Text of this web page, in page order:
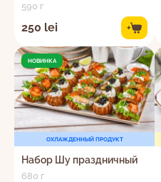
590 г
250 lei +
НОВИНКА
ОХЛАЖДЕННЫЙ ПРОДУКТ
Набор Шу праздничный
680 г